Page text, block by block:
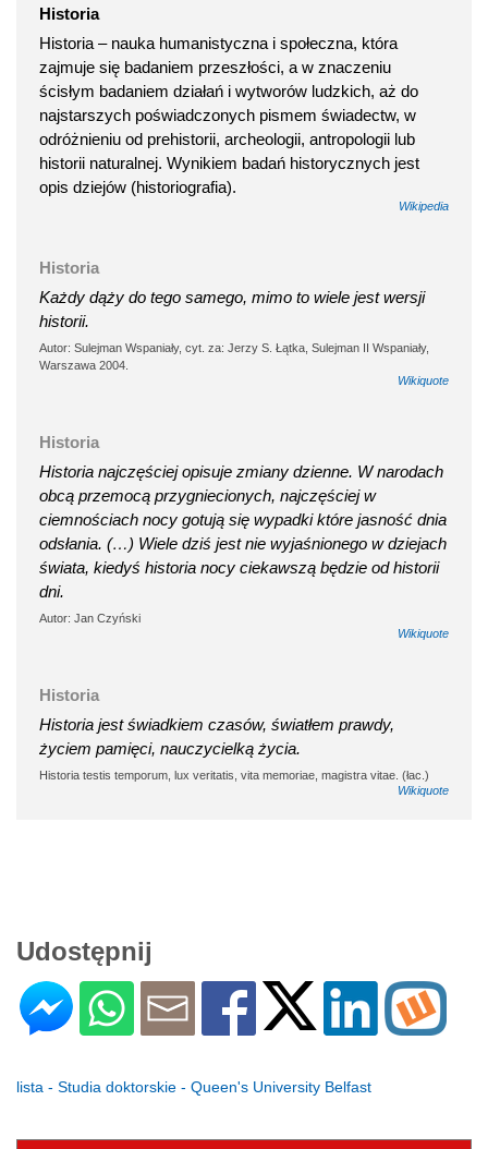
Historia
Historia – nauka humanistyczna i społeczna, która
zajmuje się badaniem przeszłości, a w znaczeniu
ścisłym badaniem działań i wytworów ludzkich, aż do
najstarszych poświadczonych pismem świadectw, w
odróżnieniu od prehistorii, archeologii, antropologii lub
historii naturalnej. Wynikiem badań historycznych jest
opis dziejów (historiografia).
Wikipedia
Historia
Każdy dąży do tego samego, mimo to wiele jest wersji
historii.
Autor: Sulejman Wspaniały, cyt. za: Jerzy S. Łątka, Sulejman II Wspaniały,
Warszawa 2004.
Wikiquote
Historia
Historia najczęściej opisuje zmiany dzienne. W narodach
obcą przemocą przygniecionych, najczęściej w
ciemnościach nocy gotują się wypadki które jasność dnia
odsłania. (…) Wiele dziś jest nie wyjaśnionego w dziejach
świata, kiedyś historia nocy ciekawszą będzie od historii
dni.
Autor: Jan Czyński
Wikiquote
Historia
Historia jest świadkiem czasów, światłem prawdy,
życiem pamięci, nauczycielką życia.
Historia testis temporum, lux veritatis, vita memoriae, magistra vitae. (łac.)
Wikiquote
Udostępnij
lista - Studia doktorskie - Queen's University Belfast